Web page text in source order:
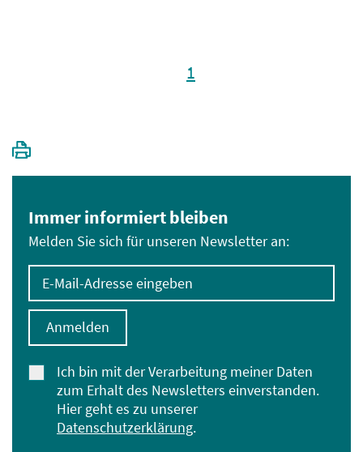
1
Immer informiert bleiben
Melden Sie sich für unseren Newsletter an:
E-Mail-Adresse eingeben
Ich bin mit der Verarbeitung meiner Daten
zum Erhalt des Newsletters einverstanden.
Hier geht es zu unserer
Datenschutzerklärung.
Anmelden